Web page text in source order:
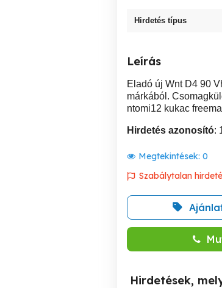
Hirdetés típus
Leírás
Eladó új Wnt D4 90
márkából.
ntomi12 kukac
Hirdetés azonosító:
Megtekintések: 0
Szabálytalan
Hirdetések,